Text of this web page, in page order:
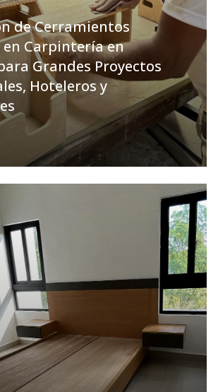
de Cerramientos
Carpintería en
Grandes Proyectos
Hoteleros y